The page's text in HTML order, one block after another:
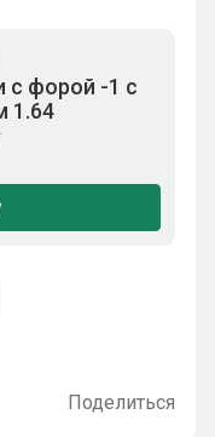
с форой -1 с
1.64
Поделиться